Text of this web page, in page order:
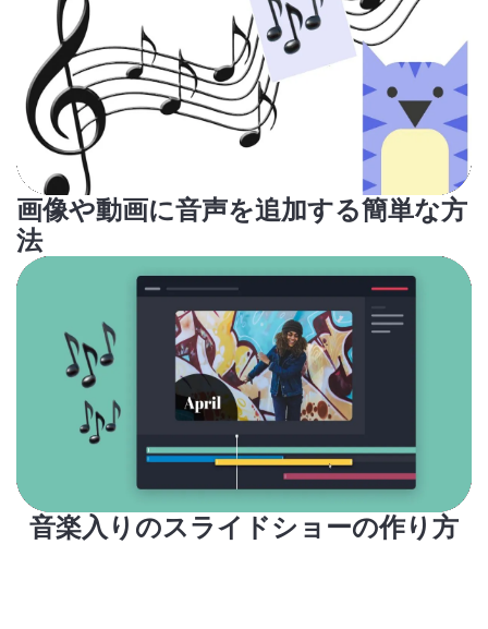
画像や動画に音声を追加する簡単な方
法
音楽入りのスライドショーの作り方